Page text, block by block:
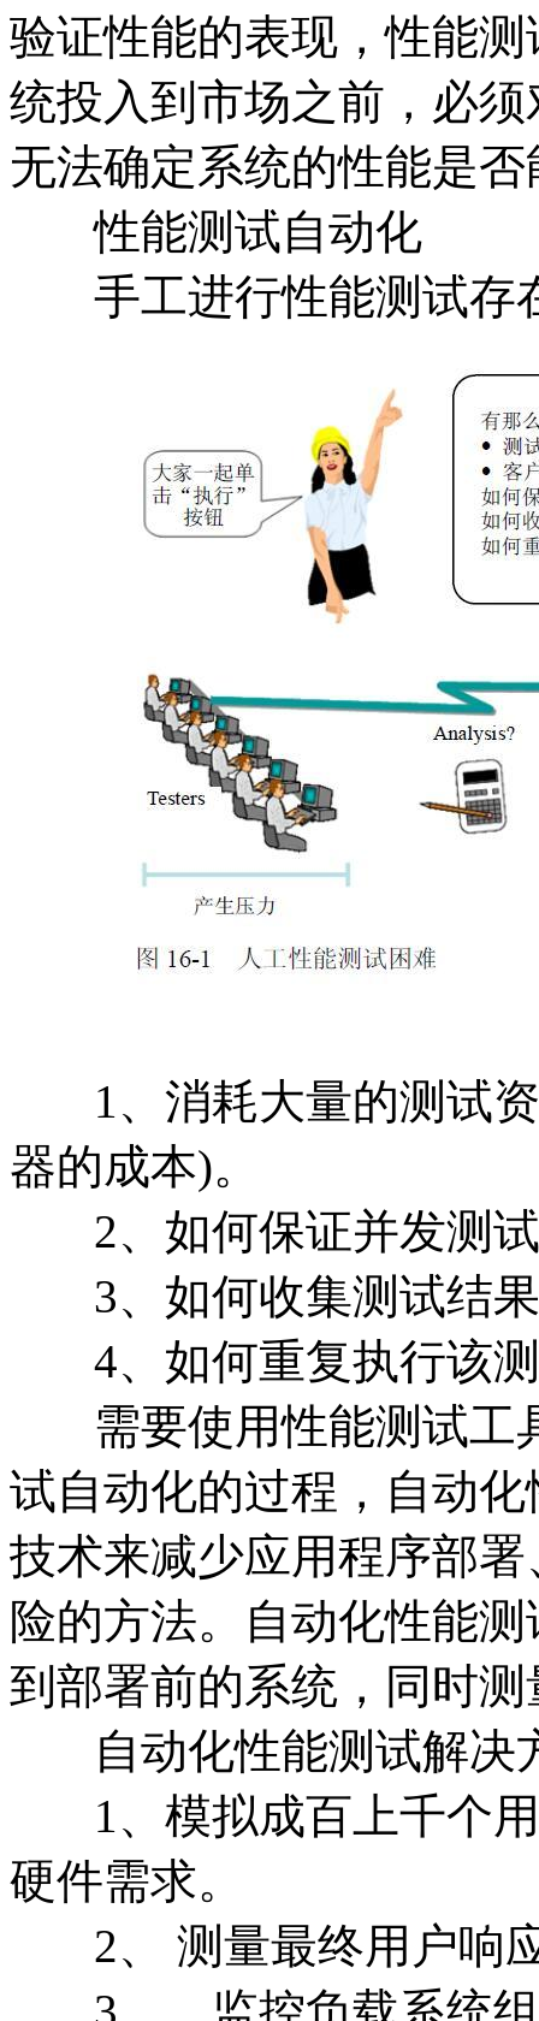
验证性能的表现，性能
统投入到市场之前，必
无法确定系统的性能是
性能测试自动化
手工进行性能测试存
1、消耗大量的测试资
器的成本)。
2、如何保证并发测
3、如何收集测试结
4、如何重复执行该测
需要使用性能测试工
试自动化的过程，自动
技术来减少应用程序部
险的方法。自动化性能
到部署前的系统，同时
自动化性能测试解决
1、模拟成百上千个用
硬件需求。
2、 测量最终用户响